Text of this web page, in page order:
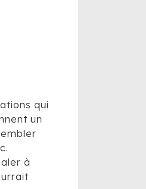
qui
un
à